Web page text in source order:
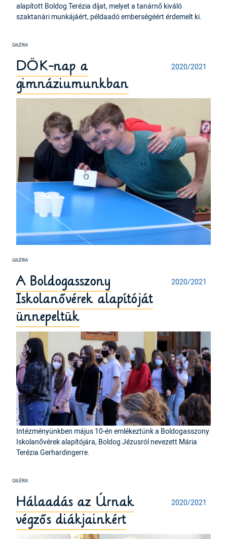
alapított Boldog Terézia díjat, melyet a tanárnő kiváló
szaktanári munkájáért, példaadó emberségéért érdemelt ki.
2020/2021
DÖK-nap a
gimnáziumunkban
2020/2021
A Boldogasszony
Iskolanővérek alapítóját
ünnepeltük
Intézményünkben május 10-én emlékeztünk a Boldogasszony
Iskolanővérek alapítójára, Boldog Jézusról nevezett Mária
Terézia Gerhardingerre.
2020/2021
Hálaadás az Úrnak
végzős diákjainkért